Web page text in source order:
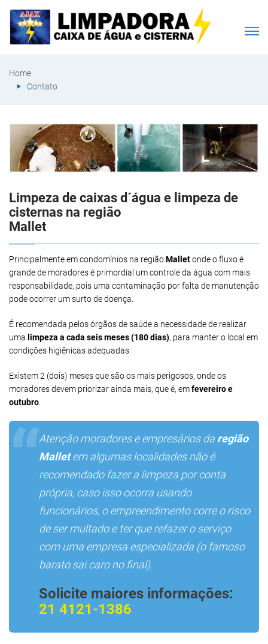
Home
Contato
Limpeza de caixas d´água e limpeza de
cisternas na região
Mallet
Principalmente em condomínios na regiãoMalletonde o fluxo é
grande de moradores é primordial um controle da água com mais
responsabilidade, pois uma contaminação por falta de manutenção
pode ocorrer um surto de doença.
É recomendada pelos órgãos de saúde a necessidade de realizar
uma limpeza a cada seis meses (180 dias), para manter o local em
condições higiênicas adequadas.
Existem 2 (dois) meses que são os mais perigosos, onde os
moradores devem priorizar ainda mais, que é, emfevereiro e
outubro
Atenção moradores e empresários da região
Malletem algumas localidades não é
recomendado fazer a limpeza por conta
própria, caso isso ocorra usando
funcionários, o empreendimento corre o risco
de ser multado e ter que refazer o serviço
com uma empresa especializada (o famoso
barato sai caro no final).
Solicite maiores informações:
21 4121-1386